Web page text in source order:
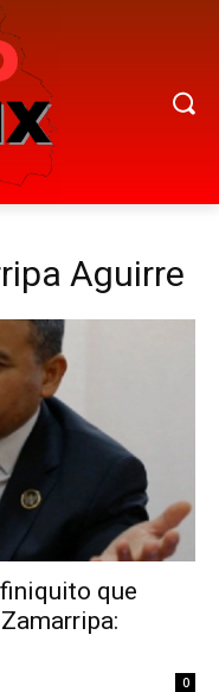
Aguirre
que
0